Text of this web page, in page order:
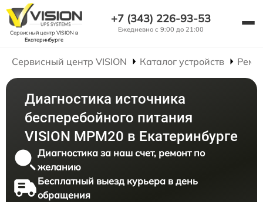
Сервисный центр VISION в
Екатеринбурге
+7 (343) 226-93-53
Ежедневно с 9:00 до 21:00
Сервисный центр VISION Каталог устройств
Диагностика источника
бесперебойного питания
VISION MPM20 в Екатеринбурге
Диагностика за наш счет, ремонт по
желанию
Бесплатный выезд курьера в день
обращения